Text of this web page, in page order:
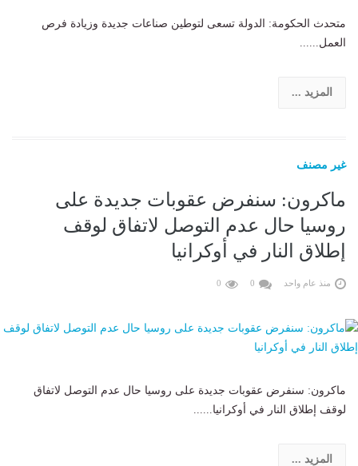
متحدث الحكومة: الدولة تسعى لتوطين صناعات جديدة وزيادة فرص
العمل......
المزيد ...
غير مصنف
ماكرون: سنفرض عقوبات جديدة على
روسيا حال عدم التوصل لاتفاق لوقف
إطلاق النار في أوكرانيا
منذ عام واحد 0
0
ماكرون: سنفرض عقوبات جديدة على روسيا حال عدم التوصل لاتفاق
لوقف إطلاق النار في أوكرانيا......
المزيد ...